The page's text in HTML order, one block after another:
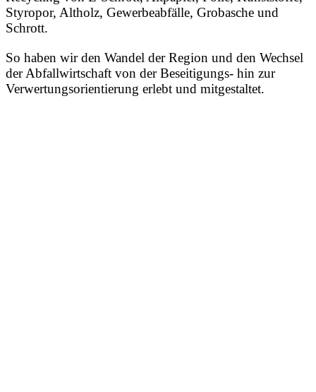
Styropor, Altholz, Gewerbeabfälle, Grobasche und
Schrott.
So haben wir den Wandel der Region und den Wechsel
der Abfallwirtschaft von der Beseitigungs- hin zur
Verwertungsorientierung erlebt und mitgestaltet.